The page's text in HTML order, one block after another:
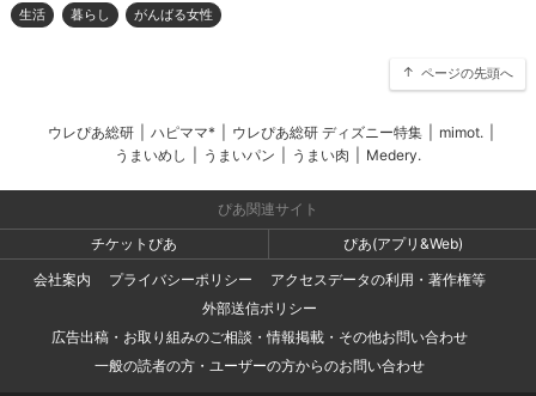
生活 暮らし がんばる女性
ページの先頭へ
ウレぴあ総研 ハピママ* ウレぴあ総研 ディズニー特集 mimot.
うまいめし
うまいパン うまい肉 Medery.
ぴあ関連サイト
チケットぴあ
ぴあ(アプリ&Web)
会社案内
プライバシーポリシー
アクセスデータの利用・著作権等
外部送信ポリシー
広告出稿・お取り組みのご相談・情報掲載・その他お問い合わせ
一般の読者の方・ユーザーの方からのお問い合わせ